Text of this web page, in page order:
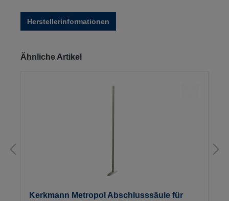
Herstellerinformationen
Produktgalerie überspringen
Ähnliche Artikel
Kerkmann Metropol Abschlusssäule für